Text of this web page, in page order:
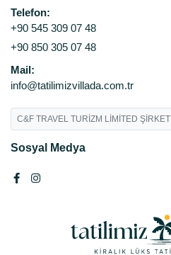
Telefon:
+90 545 309 07 48
+90 850 305 07 48
Mail:
info@tatilimizvillada.com.tr
C&F TRAVEL TURİZM LİMİTED ŞİRKETİ
Sosyal Medya